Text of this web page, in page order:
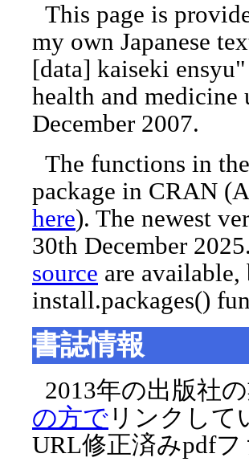
This page is
my own Japanese
[data] kaiseki
health and
December 2007.
The functions in
package in CRAN
here). The newest
30th December
source are available,
install.packages()
書誌情報
2013年の出版社
の方で リンクして
URL修正済みpdf